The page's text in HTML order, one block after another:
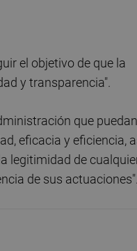
el objetivo de que la
y transparencia".
que puedan
eficacia y eficiencia,
legitimidad de
de sus actuaciones".